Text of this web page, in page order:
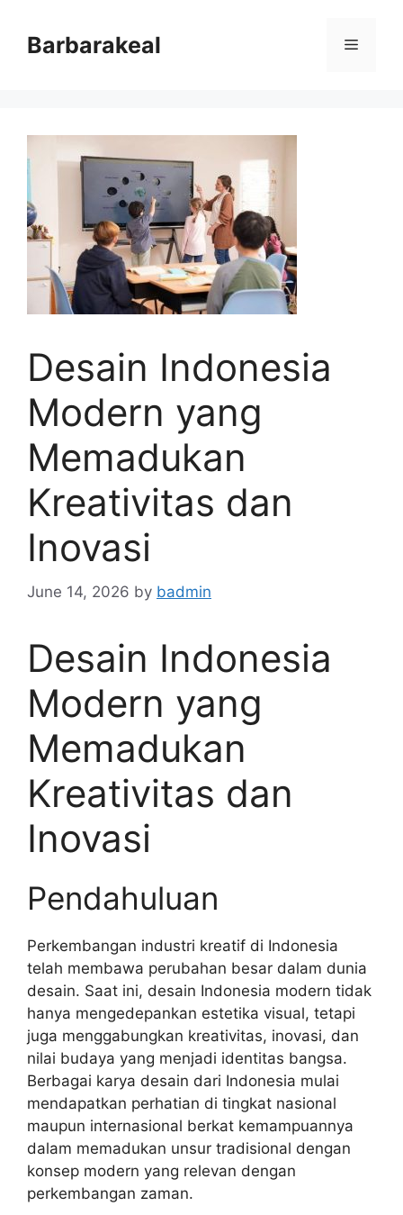
contentBarbarakeal Menu
Desain Indonesia
Modern yang
Memadukan
Kreativitas dan
Inovasi
June 14, 2026 by badmin
Desain Indonesia
Modern yang
Memadukan
Kreativitas dan
Inovasi
Pendahuluan
Perkembangan industri kreatif di Indonesia
telah membawa perubahan besar dalam dunia
desain. Saat ini, desain Indonesia modern tidak
hanya mengedepankan estetika visual, tetapi
juga menggabungkan kreativitas, inovasi, dan
nilai budaya yang menjadi identitas bangsa.
Berbagai karya desain dari Indonesia mulai
mendapatkan perhatian di tingkat nasional
maupun internasional berkat kemampuannya
dalam memadukan unsur tradisional dengan
konsep modern yang relevan dengan
perkembangan zaman.